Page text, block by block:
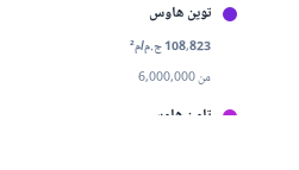
توين هاوس
108,823 ج.م/م²
من 6,000,000
تاون هاوس